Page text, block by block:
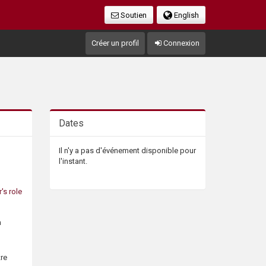
English
Soutien
Créer un profil Connexion
role
Dates
Il n'y a pas d'événement disponible pour
l'instant.